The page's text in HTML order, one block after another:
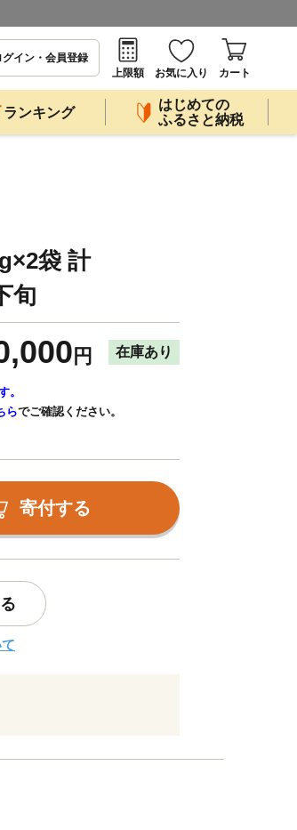
グイン・会員登録
上限額
お気に入り カート
ランキング
はじめての
ふるさと納税
袋 計
旬
円 在庫あり
。
らでご確認ください。
寄付する